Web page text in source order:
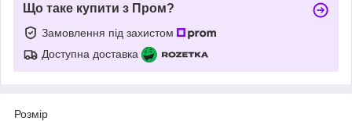
Що таке купити з Пром?
Замовлення під захистом
Доступна доставка
Розмір